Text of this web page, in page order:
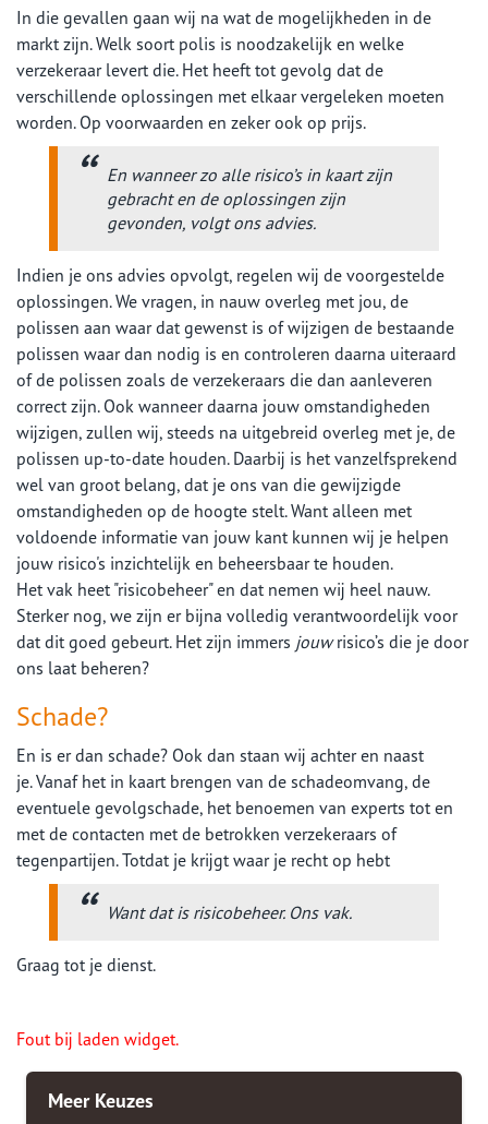
In die gevallen gaan wij na wat de mogelijkheden in de
markt zijn. Welk soort polis is noodzakelijk en welke
verzekeraar levert die. Het heeft tot gevolg dat de
verschillende oplossingen met elkaar vergeleken moeten
worden. Op voorwaarden en zeker ook op prijs.
En wanneer zo alle risico’s in kaart zijn
gebracht en de oplossingen zijn
gevonden, volgt ons advies.
Indien je ons advies opvolgt, regelen wij de voorgestelde
oplossingen. We vragen, in nauw overleg met jou, de
polissen aan waar dat gewenst is of wijzigen de bestaande
polissen waar dan nodig is en controleren daarna uiteraard
of de polissen zoals de verzekeraars die dan aanleveren
correct zijn. Ook wanneer daarna jouw omstandigheden
wijzigen, zullen wij, steeds na uitgebreid overleg met je, de
polissen up-to-date houden. Daarbij is het vanzelfsprekend
wel van groot belang, dat je ons van die gewijzigde
omstandigheden op de hoogte stelt. Want alleen met
voldoende informatie van jouw kant kunnen wij je helpen
jouw risico's inzichtelijk en beheersbaar te houden.
Het vak heet "risicobeheer" en dat nemen wij heel nauw.
Sterker nog, we zijn er bijna volledig verantwoordelijk voor
dat dit goed gebeurt. Het zijn immers jouwrisico’s die je door
ons laat beheren?
Schade?
En is er dan schade? Ook dan staan wij achter en naast
je. Vanaf het in kaart brengen van de schadeomvang, de
eventuele gevolgschade, het benoemen van experts tot en
met de contacten met de betrokken verzekeraars of
tegenpartijen. Totdat je krijgt waar je recht op hebt
Want dat is risicobeheer. Ons vak.
Graag tot je dienst.
Fout bij laden widget.
Meer Keuzes